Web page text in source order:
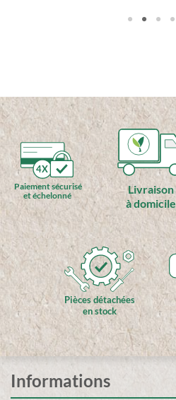
4X
Paiement sécurisé
et échelonné
Livraison
à domicile
Pièces détachées
en stock
Informations